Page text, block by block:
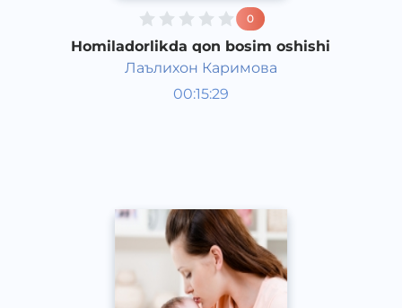
0
Homiladorlikda qon bosim oshishi
Лаълихон Каримова
00:15:29
Bola rivojlanish taqvimi